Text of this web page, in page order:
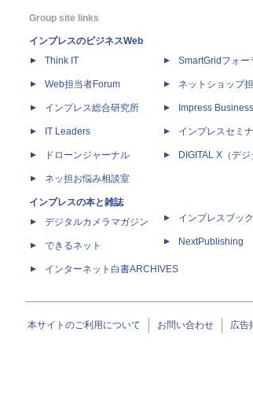
Group site links
インプレスのビジネスWeb
Think IT
Web担当者Forum
インプレス総合研究所
IT Leaders
ドローンジャーナル
ネッ担お悩み相談室
インプレスの本と雑誌
デジタルカメラマガジン
できるネット
インターネット白書ARCHIVES
SmartGridフォー
ネットショップ
Impress
インプレスセミ
DIGITAL X（デジ
インプレスブッ
NextPublishing
本サイトのご利用について お問い合わせ 広告